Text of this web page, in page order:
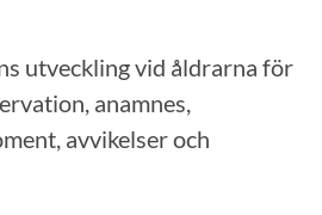
utveckling vid åldrarna för
anamnes,
avvikelser och